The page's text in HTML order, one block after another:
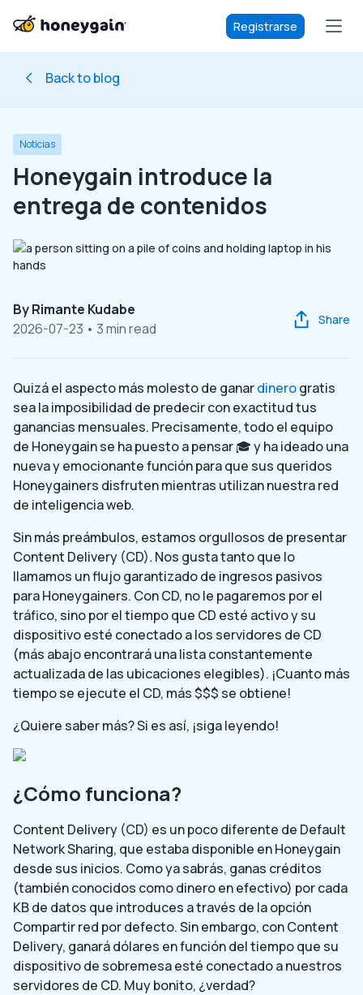
Registrarse
Back to blog
Noticias
Honeygain introduce la
entrega de contenidos
ByRimante Kudabe
2026-07-23 • 3 min read
Share
Quizá el aspecto más molesto de ganardinerogratis
sea la imposibilidad de predecir con exactitud tus
ganancias mensuales. Precisamente, todo el equipo
de Honeygain se ha puesto a pensar 🎓 y ha ideado una
nueva y emocionante función para que sus queridos
Honeygainers disfruten mientras utilizan nuestra red
de inteligencia web.
Sin más preámbulos, estamos orgullosos de presentar
Content Delivery (CD).Nos gusta tanto que lo
llamamos un flujo garantizado de ingresos pasivos
para Honeygainers. Con CD, no le pagaremos por el
tráfico, sino por el tiempo que CD esté activo y su
dispositivo esté conectado a los servidores de CD
(más abajo encontrará una lista constantemente
actualizada de las ubicaciones elegibles). ¡Cuanto más
tiempo se ejecute el CD, más $$$ se obtiene!
¿Quiere saber más? Si es así, ¡siga leyendo!
¿Cómo funciona?
Content Delivery (CD) es un poco diferente de Default
Network Sharing, que estaba disponible en Honeygain
desde sus inicios. Como ya sabrás, ganas créditos
(también conocidos como dinero en efectivo) por cada
KB de datos que introduces a través de la opción
Compartir red por defecto. Sin embargo, con Content
Delivery, ganará dólares en función del tiempo que su
dispositivo de sobremesa esté conectado a nuestros
servidores de CD. Muy bonito, ¿verdad?